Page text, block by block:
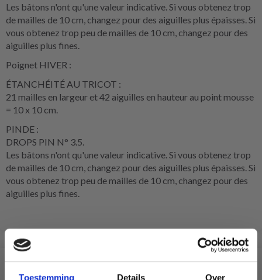
Toestemming Details Over
Les bâtons n'ont qu'une valeur indicative. Si vous obtenez trop
de mailles de 10 cm, changez pour des aiguilles plus épaisses. Si
vous obtenez trop peu de mailles de 10 cm, changez pour des
aiguilles plus fines.
Poignet HIVER :
ÉTANCHÉITÉ AU TRICOT :
21 mailles en largeur et 42 aiguilles en hauteur au point mousse
= 10 x 10 cm.
PINDE :
DROPS PIN N° 3.5.
Les bâtons n'ont qu'une valeur indicative. Si vous obtenez trop
de mailles de 10 cm, changez pour des aiguilles plus épaisses. Si
vous obtenez trop peu de mailles de 10 cm, changez pour des
aiguilles plus fines.